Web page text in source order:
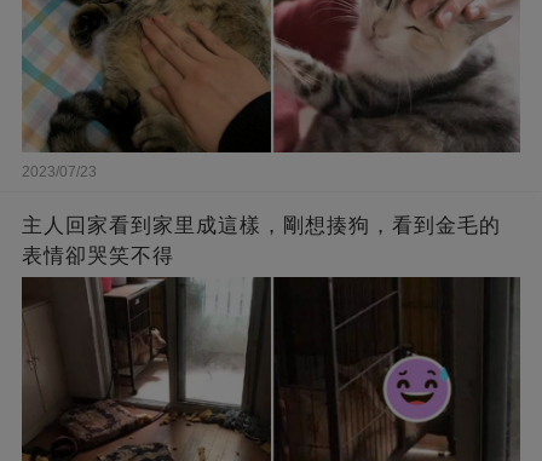
2023/07/23
主人回家看到家里成這樣，剛想揍狗，看到金毛的
表情卻哭笑不得